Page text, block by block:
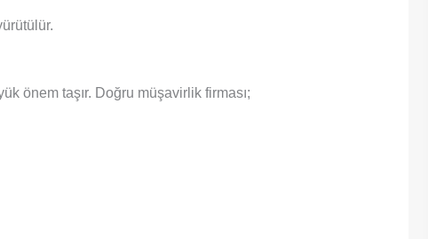
önem taşır. Doğru müşavirlik firması;